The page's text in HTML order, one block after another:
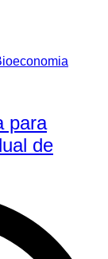
para
de